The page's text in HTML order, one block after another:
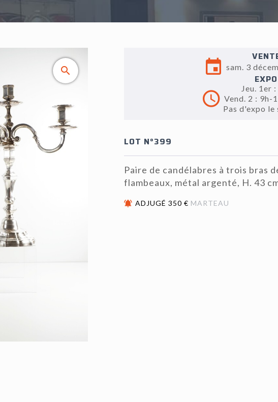
sam. 3
EXPO
Jeu. 1er
Vend. 2 : 9h-
Pas d'expo le
LOT N°399
Paire de candélabres à trois bras
flambeaux, métal argenté, H. 43
ADJUGÉ 350 € MARTEAU